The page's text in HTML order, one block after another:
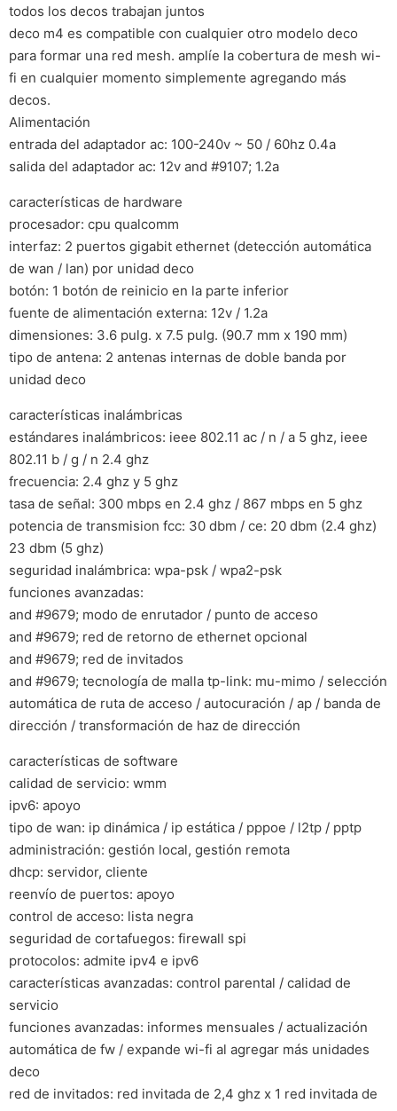
todos los decos trabajan juntos
deco m4 es compatible con cualquier otro modelo deco
para formar una red mesh. amplíe la cobertura de mesh wi-
fi en cualquier momento simplemente agregando más
decos.
Alimentación
entrada del adaptador ac: 100-240v ~ 50 / 60hz 0.4a
salida del adaptador ac: 12v and #9107; 1.2a
características de hardware
procesador: cpu qualcomm
interfaz: 2 puertos gigabit ethernet (detección automática
de wan / lan) por unidad deco
botón: 1 botón de reinicio en la parte inferior
fuente de alimentación externa: 12v / 1.2a
dimensiones: 3.6 pulg. x 7.5 pulg. (90.7 mm x 190 mm)
tipo de antena: 2 antenas internas de doble banda por
unidad deco
características inalámbricas
estándares inalámbricos: ieee 802.11 ac / n / a 5 ghz, ieee
802.11 b / g / n 2.4 ghz
frecuencia: 2.4 ghz y 5 ghz
tasa de señal: 300 mbps en 2.4 ghz / 867 mbps en 5 ghz
potencia de transmision fcc: 30 dbm / ce: 20 dbm (2.4 ghz)
23 dbm (5 ghz)
seguridad inalámbrica: wpa-psk / wpa2-psk
funciones avanzadas:
and #9679; modo de enrutador / punto de acceso
and #9679; red de retorno de ethernet opcional
and #9679; red de invitados
and #9679; tecnología de malla tp-link: mu-mimo / selección
automática de ruta de acceso / autocuración / ap / banda de
dirección / transformación de haz de dirección
características de software
calidad de servicio: wmm
ipv6: apoyo
tipo de wan: ip dinámica / ip estática / pppoe / l2tp / pptp
administración: gestión local, gestión remota
dhcp: servidor, cliente
reenvío de puertos: apoyo
control de acceso: lista negra
seguridad de cortafuegos: firewall spi
protocolos: admite ipv4 e ipv6
características avanzadas: control parental / calidad de
servicio
funciones avanzadas: informes mensuales / actualización
automática de fw / expande wi-fi al agregar más unidades
deco
red de invitados: red invitada de 2,4 ghz x 1 red invitada de